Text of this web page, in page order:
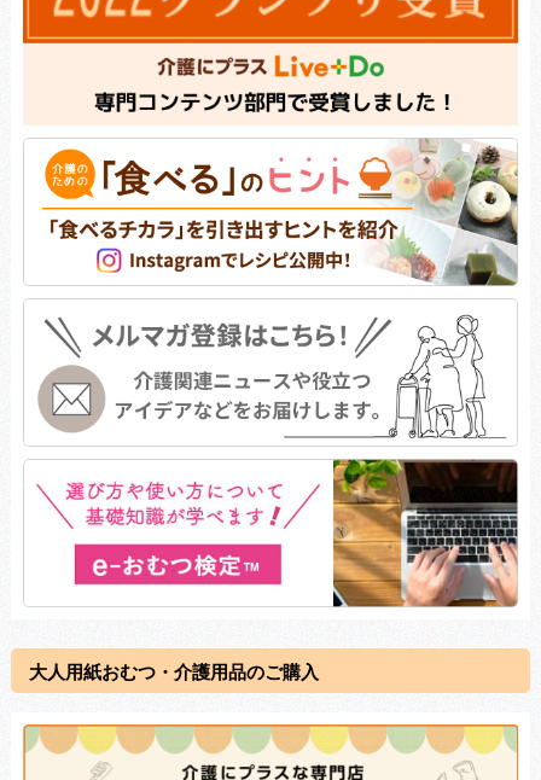
大人用紙おむつ・介護用品のご購入